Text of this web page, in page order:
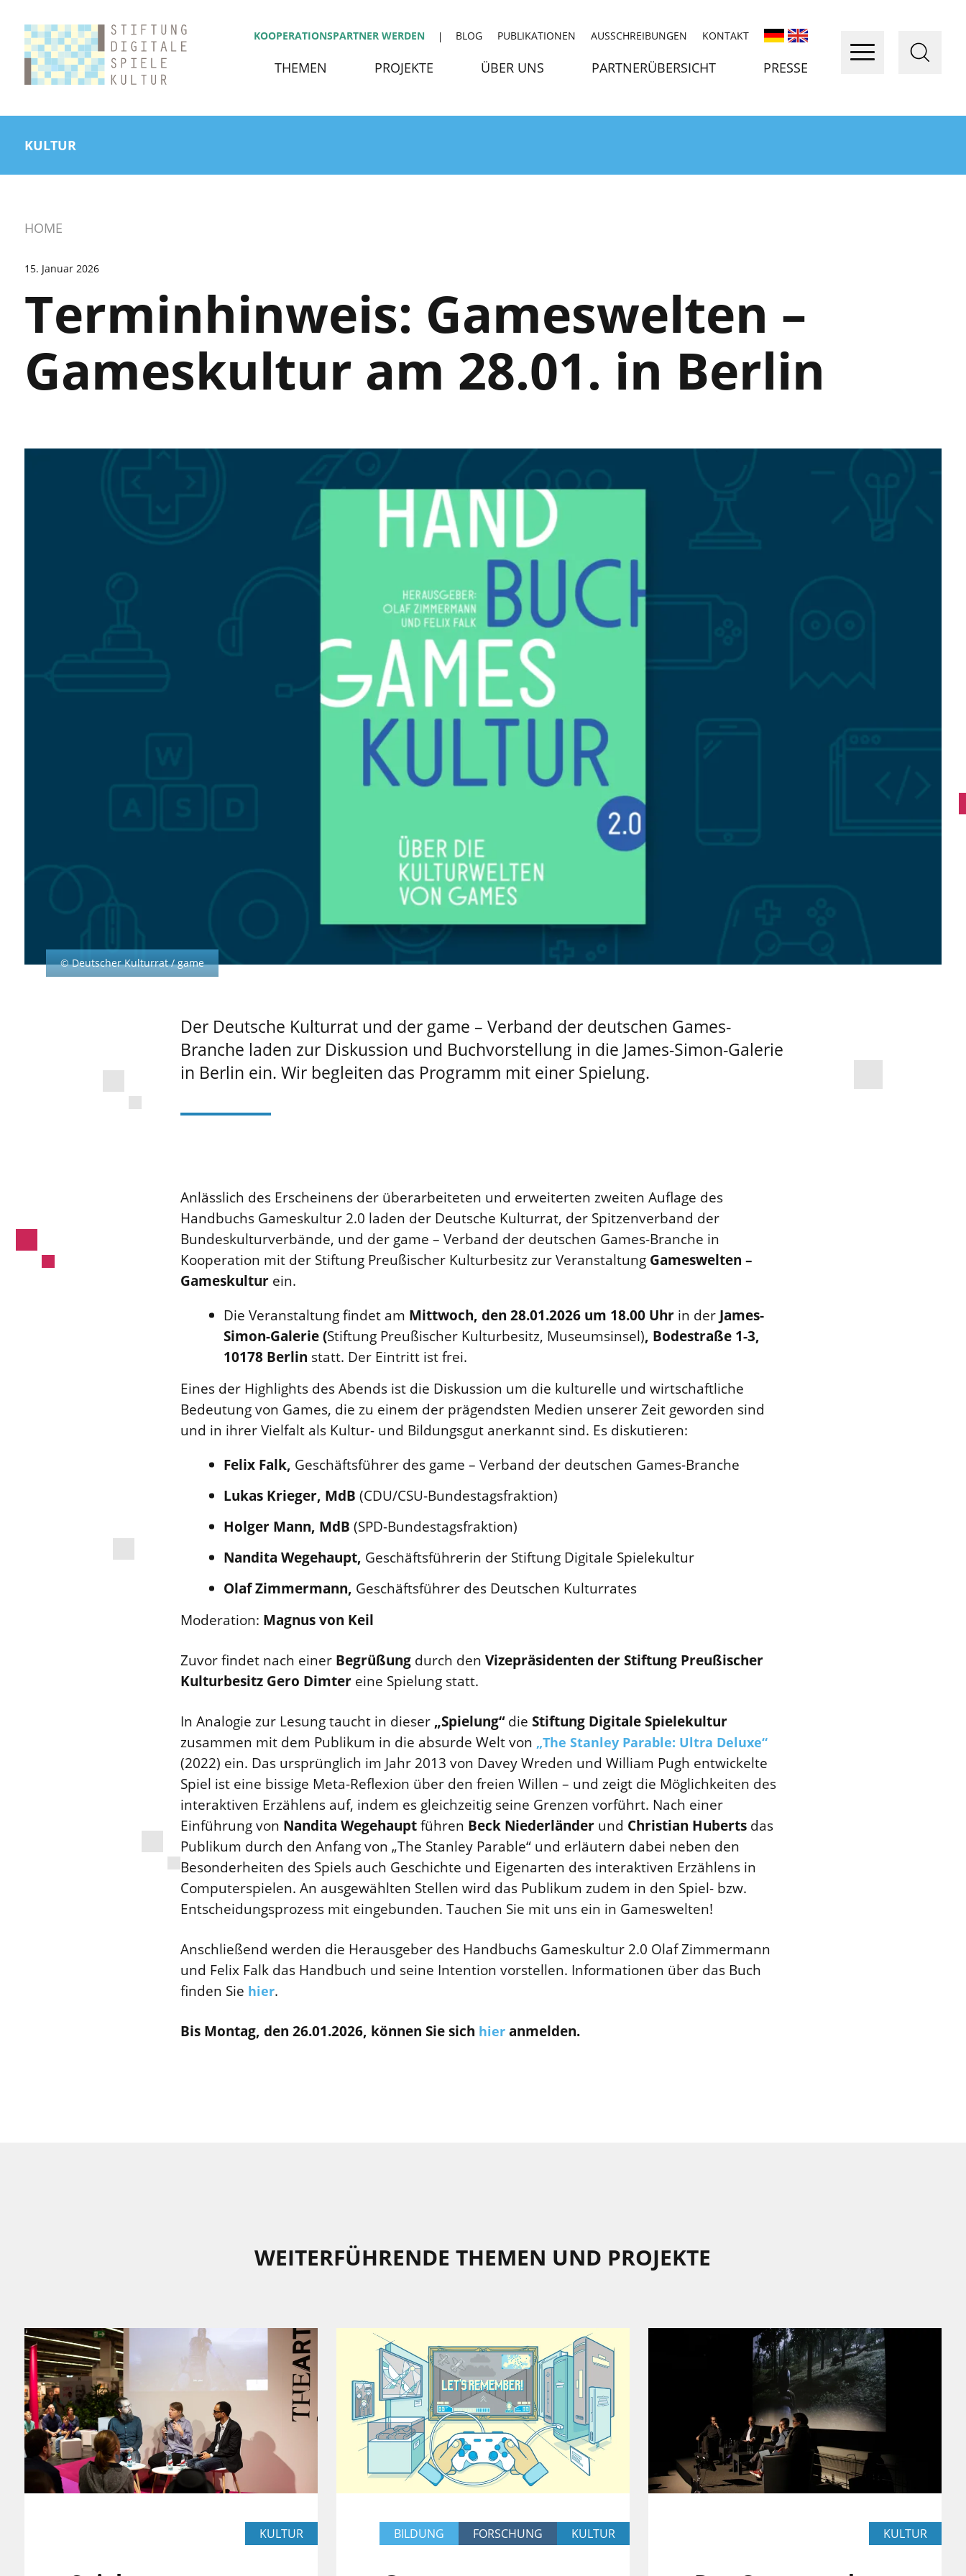
KOOPERATIONSPARTNER WERDEN BLOG PUBLIKATIONEN AUSSCHREIBUNGEN KONTAKT
THEMEN PROJEKTE ÜBER UNS PARTNERÜBERSICHT PRESSE
KULTUR
HOME
15. Januar 2026
Terminhinweis: Gameswelten –
Gameskultur am 28.01. in Berlin
© Deutscher Kulturrat / game
Der Deutsche Kulturrat und der game – Verband der deutschen Games-
Branche laden zur Diskussion und Buchvorstellung in die James-Simon-Galerie
in Berlin ein. Wir begleiten das Programm mit einer Spielung.
Anlässlich des Erscheinens der überarbeiteten und erweiterten zweiten Auflage des
Handbuchs Gameskultur 2.0 laden der Deutsche Kulturrat, der Spitzenverband der
Bundeskulturverbände, und der game – Verband der deutschen Games-Branche in
Kooperation mit der Stiftung Preußischer Kulturbesitz zur Veranstaltung Gameswelten –
Gameskulturein.
Die Veranstaltung findet am Mittwoch, den 28.01.2026 um 18.00 Uhr in der James-
Simon-Galerie (Stiftung Preußischer Kulturbesitz, Museumsinsel), Bodestraße 1-3,
10178 Berlin statt. Der Eintritt ist frei.
Eines der Highlights des Abends ist die Diskussion um die kulturelle und wirtschaftliche
Bedeutung von Games, die zu einem der prägendsten Medien unserer Zeit geworden sind
und in ihrer Vielfalt als Kultur- und Bildungsgut anerkannt sind. Es diskutieren:
Felix Falk, Geschäftsführer des game – Verband der deutschen Games-Branche
Lukas Krieger, MdB (CDU/CSU-Bundestagsfraktion)
Holger Mann, MdB (SPD-Bundestagsfraktion)
Nandita Wegehaupt, Geschäftsführerin der Stiftung Digitale Spielekultur
Olaf Zimmermann, Geschäftsführer des Deutschen Kulturrates
Moderation: Magnus von Keil
Zuvor findet nach einer Begrüßung durch den Vizepräsidenten der Stiftung Preußischer
Kulturbesitz Gero Dimter eine Spielung statt.
In Analogie zur Lesung taucht in dieser „Spielung“die Stiftung Digitale Spielekultur
zusammen mit dem Publikum in die absurde Welt von „The Stanley Parable: Ultra Deluxe“
(2022) ein. Das ursprünglich im Jahr 2013 von Davey Wreden und William Pugh entwickelte
Spiel ist eine bissige Meta-Reflexion über den freien Willen – und zeigt die Möglichkeiten des
interaktiven Erzählens auf, indem es gleichzeitig seine Grenzen vorführt. Nach einer
Einführung von Nandita Wegehauptführen Beck Niederländer und Christian Huberts das
Publikum durch den Anfang von „The Stanley Parable“ und erläutern dabei neben den
Besonderheiten des Spiels auch Geschichte und Eigenarten des interaktiven Erzählens in
Computerspielen. An ausgewählten Stellen wird das Publikum zudem in den Spiel- bzw.
Entscheidungsprozess mit eingebunden. Tauchen Sie mit uns ein in Gameswelten!
Anschließend werden die Herausgeber des Handbuchs Gameskultur 2.0 Olaf Zimmermann
und Felix Falk das Handbuch und seine Intention vorstellen. Informationen über das Buch
finden Sie hier.
Bis Montag, den 26.01.2026, können Sie sich hier anmelden.
WEITERFÜHRENDE THEMEN UND PROJEKTE
KULTUR BILDUNG FORSCHUNG KULTUR KULTUR